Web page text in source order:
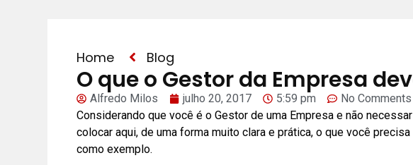
Home Blog
O que o Gestor da Empresa
Alfredo Milos julho 20, 2017 5:59 pm
No Comments
Considerando que você é o Gestor de uma Empresa e não
colocar aqui, de uma forma muito clara e prática, o que você
como exemplo.